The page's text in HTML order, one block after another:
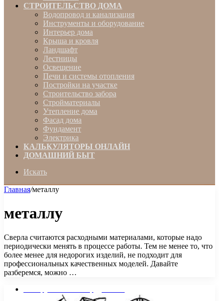
СТРОИТЕЛЬСТВО ДОМА
Водопровод и канализация
Инструменты и оборудование
Интерьер дома
Крыша и кровля
Ландшафт
Лестницы
Освещение
Печи и системы отопления
Постройки на участке
Строительство забора
Стройматериалы
Утепление дома
Фасад дома
Фундамент
Электрика
КАЛЬКУЛЯТОРЫ ОНЛАЙН
ДОМАШНИЙ БЫТ
Искать
Главная/металлу
металлу
Сверла считаются расходными материалами, которые надо
периодически менять в процессе работы. Тем не менее то, что
более менее для недорогих изделий, не подходит для
профессиональных качественных моделей. Давайте
разберемся, можно …